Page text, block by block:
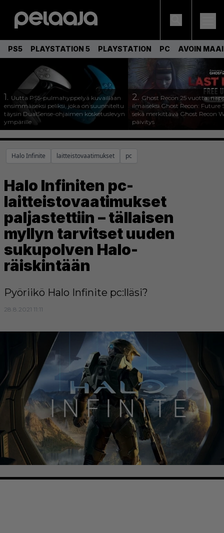
PS5 PLAYSTATION 5 PLAYSTATION PC AVOIN
1. Uutta PS5-pulmahyppelyä kuvaillaan
ensimmäiseksi peliksi, joka on suunniteltu
täysin DualSense-ohjaimen kosketuslevyn
ympärille
2. Ghost Recon 25 vuotta:
ilmaiseksi Ghost Recon: Future
sekä merkittävä Ghost Recon
päivitys
Halo Infinite laitteistovaatimukset pc
Halo Infiniten pc-
laitteistovaatimukset
paljastettiin – tällaisen
myllyn tarvitset uuden
sukupolven Halo-
räiskintään
Pyöriikö Halo Infinite pc:lläsi?
28.8.2021 11:11